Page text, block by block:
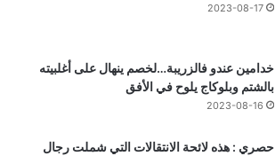
2023-08-17
خدامين عندو فالزريبة…لخصم ينهال على أغلبيته
بالشتم وبلوكاج يلوح في الأفق
2023-08-16
حصري : هذه لائحة الانتقالات التي شملت رجال